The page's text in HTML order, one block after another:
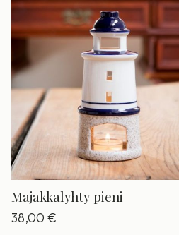
Majakkalyhty pieni
38,00 €